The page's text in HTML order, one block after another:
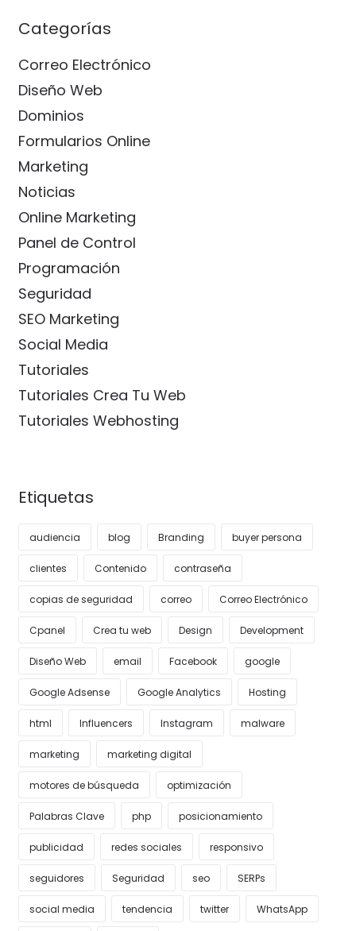
Categorías
Correo Electrónico
Diseño Web
Dominios
Formularios Online
Marketing
Noticias
Online Marketing
Panel de Control
Programación
Seguridad
SEO Marketing
Social Media
Tutoriales
Tutoriales Crea Tu Web
Tutoriales Webhosting
Etiquetas
audiencia blog Branding buyer persona
clientes Contenido contraseña
copias de seguridad correo Correo Electrónico
Cpanel Crea tu web Design Development
Diseño Web email Facebook google
Google Adsense Google Analytics Hosting
html Influencers Instagram malware
marketing marketing digital
motores de búsqueda optimización
Palabras Clave php posicionamiento
publicidad redes sociales responsivo
seguidores Seguridad seo SERPs
social media tendencia twitter WhatsApp